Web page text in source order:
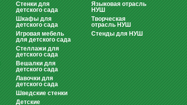
Стенки для
детского сада
Шкафы для
детского сада
Игровая мебель
для детского сада
Стеллажи для
детского сада
Вешалки для
детского сада
Лавочки для
детского сада
Шведские стенки
Детские
Языковая отрасль
НУШ
Творческая
отрасль НУШ
Стенды для НУШ